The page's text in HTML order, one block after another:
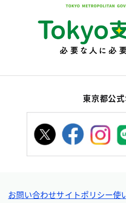
東京都公
お問い合わせサイトポリシー使